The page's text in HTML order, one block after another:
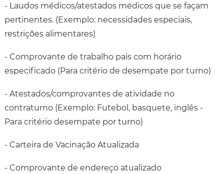
- Laudos médicos/atestados médicos que se façam
pertinentes. (Exemplo: necessidades especiais,
restrições alimentares)
- Comprovante de trabalho pais com horário
especificado (Para critério de desempate por turno)
- Atestados/comprovantes de atividade no
contraturno (Exemplo: Futebol, basquete, inglês -
Para critério desempate por turno)
- Carteira de Vacinação Atualizada
- Comprovante de endereço atualizado